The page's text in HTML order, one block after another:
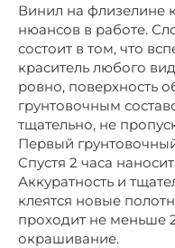
Винил на флизелине
нюансов в работе.
состоит в том, что
краситель любого
ровно, поверхность
грунтовочным
тщательно, не
Первый
Спустя 2 часа
Аккуратность и
клеятся новые
проходит не меньше
окрашивание.